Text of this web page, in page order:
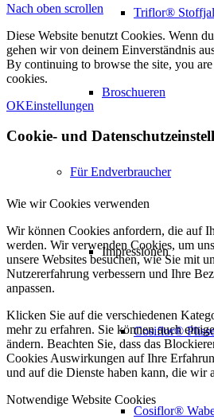
Triflor®
Broschueren
Für Endverbraucher
Impressionen
Cosiflor®
Cosiflor®
Nach oben scrollen
Diese Website benutzt Cookies. Wenn
gehen wir von deinem Einverständnis
By continuing to browse the site, you
cookies.
OKEinstellungen
Cookie- und
Wie wir Cookies verwenden
Wir können Cookies anfordern, die auf
werden. Wir verwenden Cookies, um
unsere Websites besuchen, wie Sie mit
Nutzererfahrung verbessern und Ihre
anpassen.
Klicken Sie auf die verschiedenen
mehr zu erfahren. Sie können auch
ändern. Beachten Sie, dass das
Cookies Auswirkungen auf Ihre
und auf die Dienste haben kann, die wir
Notwendige Website Cookies